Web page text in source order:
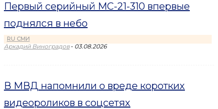
Первый серийный МС-21-310 впервые
поднялся в небо
RU СМИ
Аркадий Виноградов - 03.08.2026
В МВД напомнили о вреде коротких
видеороликов в соцсетях